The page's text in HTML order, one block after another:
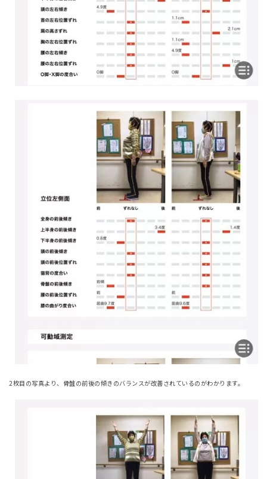
2枚目の写真より、骨盤の前後の傾きのバランスが改善されているのがわかります。